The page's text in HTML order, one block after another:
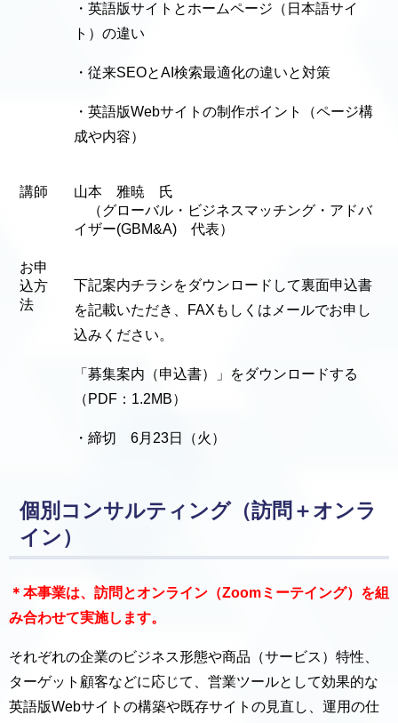
・英語版サイトとホームページ（日本語サイ
ト）の違い
・従来SEOとAI検索最適化の違いと対策
・英語版Webサイトの制作ポイント（ページ構
成や内容）
講師
山本 雅暁 氏
（グローバル・ビジネスマッチング・アドバ
イザー(GBM&A) 代表）
お申
込方
法
下記案内チラシをダウンロードして裏面申込書
を記載いただき、FAXもしくはメールでお申し
込みください。
「募集案内（申込書）」をダウンロードする
（PDF：1.2MB）
・締切 6月23日（火）
個別コンサルティング（訪問＋オンラ
イン）
＊本事業は、訪問とオンライン（Zoomミーテイング）を組
み合わせて実施します。
それぞれの企業のビジネス形態や商品（サービス）特性、
ターゲット顧客などに応じて、営業ツールとして効果的な
英語版Webサイトの構築や既存サイトの見直し、運用の仕